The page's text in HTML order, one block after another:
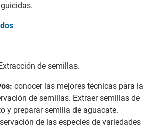
de semillas.
conocer las mejores técnicas para la
de semillas. Extraer semillas de
y preparar semilla de aguacate.
de las especies de variedades